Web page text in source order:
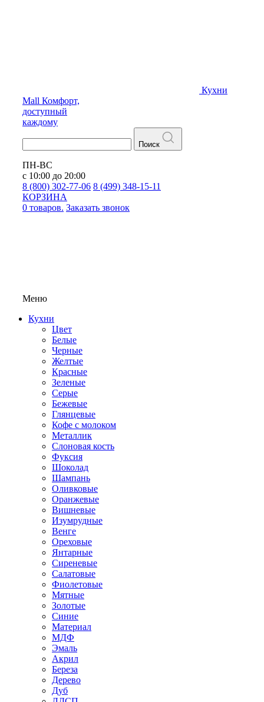
Кухни
Mall Комфорт,
доступный
каждому
Поиск
ПН-ВС
с 10:00 до 20:00
8 (800) 302-77-06 8 (499) 348-15-11
КОРЗИНА
0 товаров. Заказать звонок
Меню
Кухни
Цвет
Белые
Черные
Желтые
Красные
Зеленые
Серые
Бежевые
Глянцевые
Кофе с молоком
Металлик
Слоновая кость
Фуксия
Шоколад
Шампань
Оливковые
Оранжевые
Вишневые
Изумрудные
Венге
Ореховые
Янтарные
Сиреневые
Салатовые
Фиолетовые
Мятные
Золотые
Синие
Материал
МДФ
Эмаль
Акрил
Береза
Дерево
Дуб